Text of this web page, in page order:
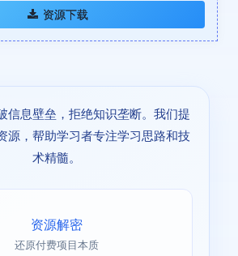
资源下载
信息壁垒，拒绝知识垄断。我们提
源，帮助学习者专注学习思路和技
术精髓。
资源解密
还原付费项目本质